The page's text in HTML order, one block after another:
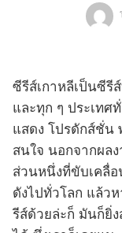
ซีรีส์เกาหลีเป็นซีรี
และทุก ๆ ประเทศ
แสดง โปรดักส์ชั่น
สนใจ นอกจากผล
ส่วนหนึ่งที่ขับเคลื่อ
ดังไปทั่วโลก แล้ว
รีส์ด้วยล่ะก็ มันก็ยิ่